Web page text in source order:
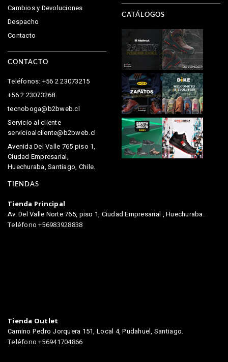
Cambios y Devoluciones
Despacho
Contacto
CONTACTO
Teléfonos: +56 2 23073215
+56 2 23073268
tecnoboga@b2bweb.cl
Servicio al cliente
servicioalcliente@b2bweb.cl
Avenida Del Valle 765 piso 1,
Ciudad Empresarial,
Huechuraba, Santiago, Chile.
CATÁLOGOS
TIENDAS
Tienda Principal
Av. Del Valle Norte 765, piso 1, Ciudad Empresarial , Huechuraba.
Teléfono +56983928838
Tienda Outlet
Camino Pedro Jorquera 151, Local 4, Pudahuel, Santiago.
Teléfono +56941704866